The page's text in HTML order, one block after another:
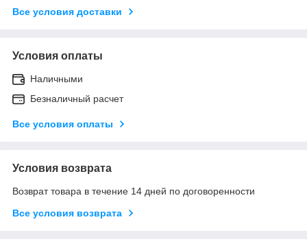
Все условия доставки
Условия оплаты
Наличными
Безналичный расчет
Все условия оплаты
Условия возврата
Возврат товара в течение 14 дней по договоренности
Все условия возврата